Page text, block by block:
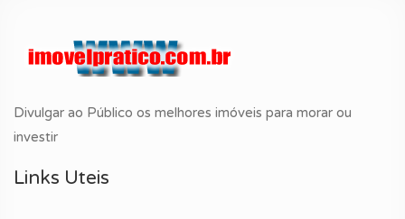
Divulgar ao Público os melhores imóveis para morar ou
investir
Links Uteis